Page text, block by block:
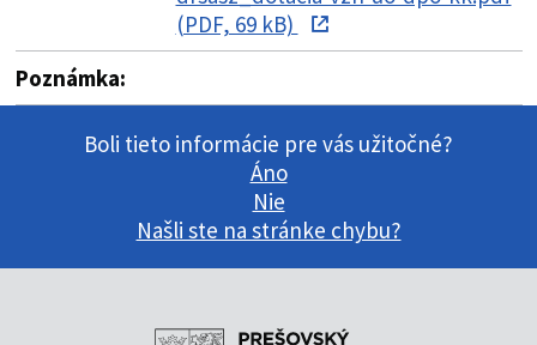
(PDF, 69 kB)
Poznámka:
Boli tieto informácie pre vás užitočné?
Áno
Nie
Našli ste na stránke chybu?